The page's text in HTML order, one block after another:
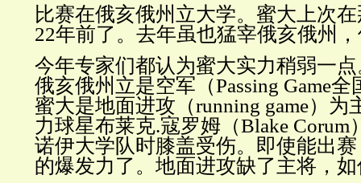
比赛在俄亥俄州立大学。蜜大上次
22年前了。去年虽也猛宰俄亥俄州
今年专家们都认为蜜大实力稍弱一
俄亥俄州立是空军（Passing Game
蜜大是地面进攻（running game）为
力球星布莱克.寇罗姆（Blake Corum
诺伊大学队时膝盖受伤。即使能出
的爆发力了。地面进攻缺了主将，